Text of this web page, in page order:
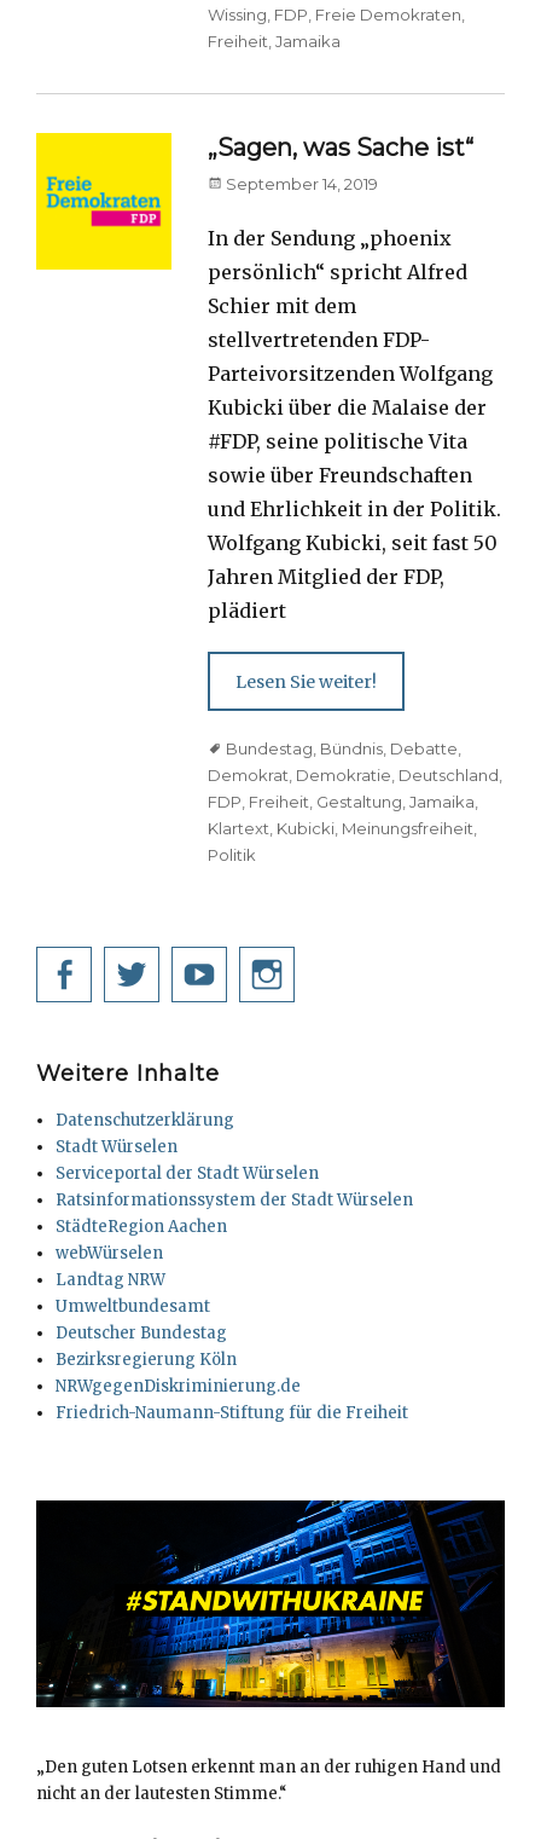
Wissing FDP Freie Demokraten
Freiheit ,Jamaika
„Sagen, was Sache ist“
Posted
September 14, 2019
In der Sendung „phoenix
persönlich“ spricht Alfred
Schier mit dem
stellvertretenden FDP-
Parteivorsitzenden Wolfgang
Kubicki über die Malaise der
#FDP, seine politische Vita
sowie über Freundschaften
und Ehrlichkeit in der Politik.
Wolfgang Kubicki, seit fast 50
Jahren Mitglied der FDP,
plädiert
Lesen Sie weiter!
TagsBundestag, Bündnis, Debatte,
Demokrat, Demokratie, Deutschland,
FDP, Freiheit, Gestaltung,Jamaika,
Klartext, Kubicki, Meinungsfreiheit,
Politik
Facebook
TwitterYouTube
Weitere Inhalte
Datenschutzerklärung
Stadt Würselen
Serviceportal der Stadt Würselen
Ratsinformationssystem der Stadt Würselen
StädteRegion Aachen
webWürselen
Landtag NRW
Umweltbundesamt
Deutscher Bundestag
Bezirksregierung Köln
NRWgegenDiskriminierung.de
Friedrich-Naumann-Stiftung für die Freiheit
„Den guten Lotsen erkennt man an der ruhigen Hand und
nicht an der lautesten Stimme.“